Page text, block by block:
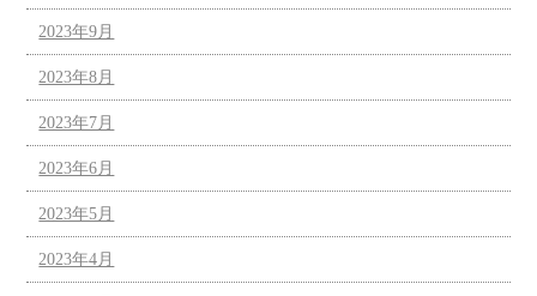
2023年9月
2023年8月
2023年7月
2023年6月
2023年5月
2023年4月